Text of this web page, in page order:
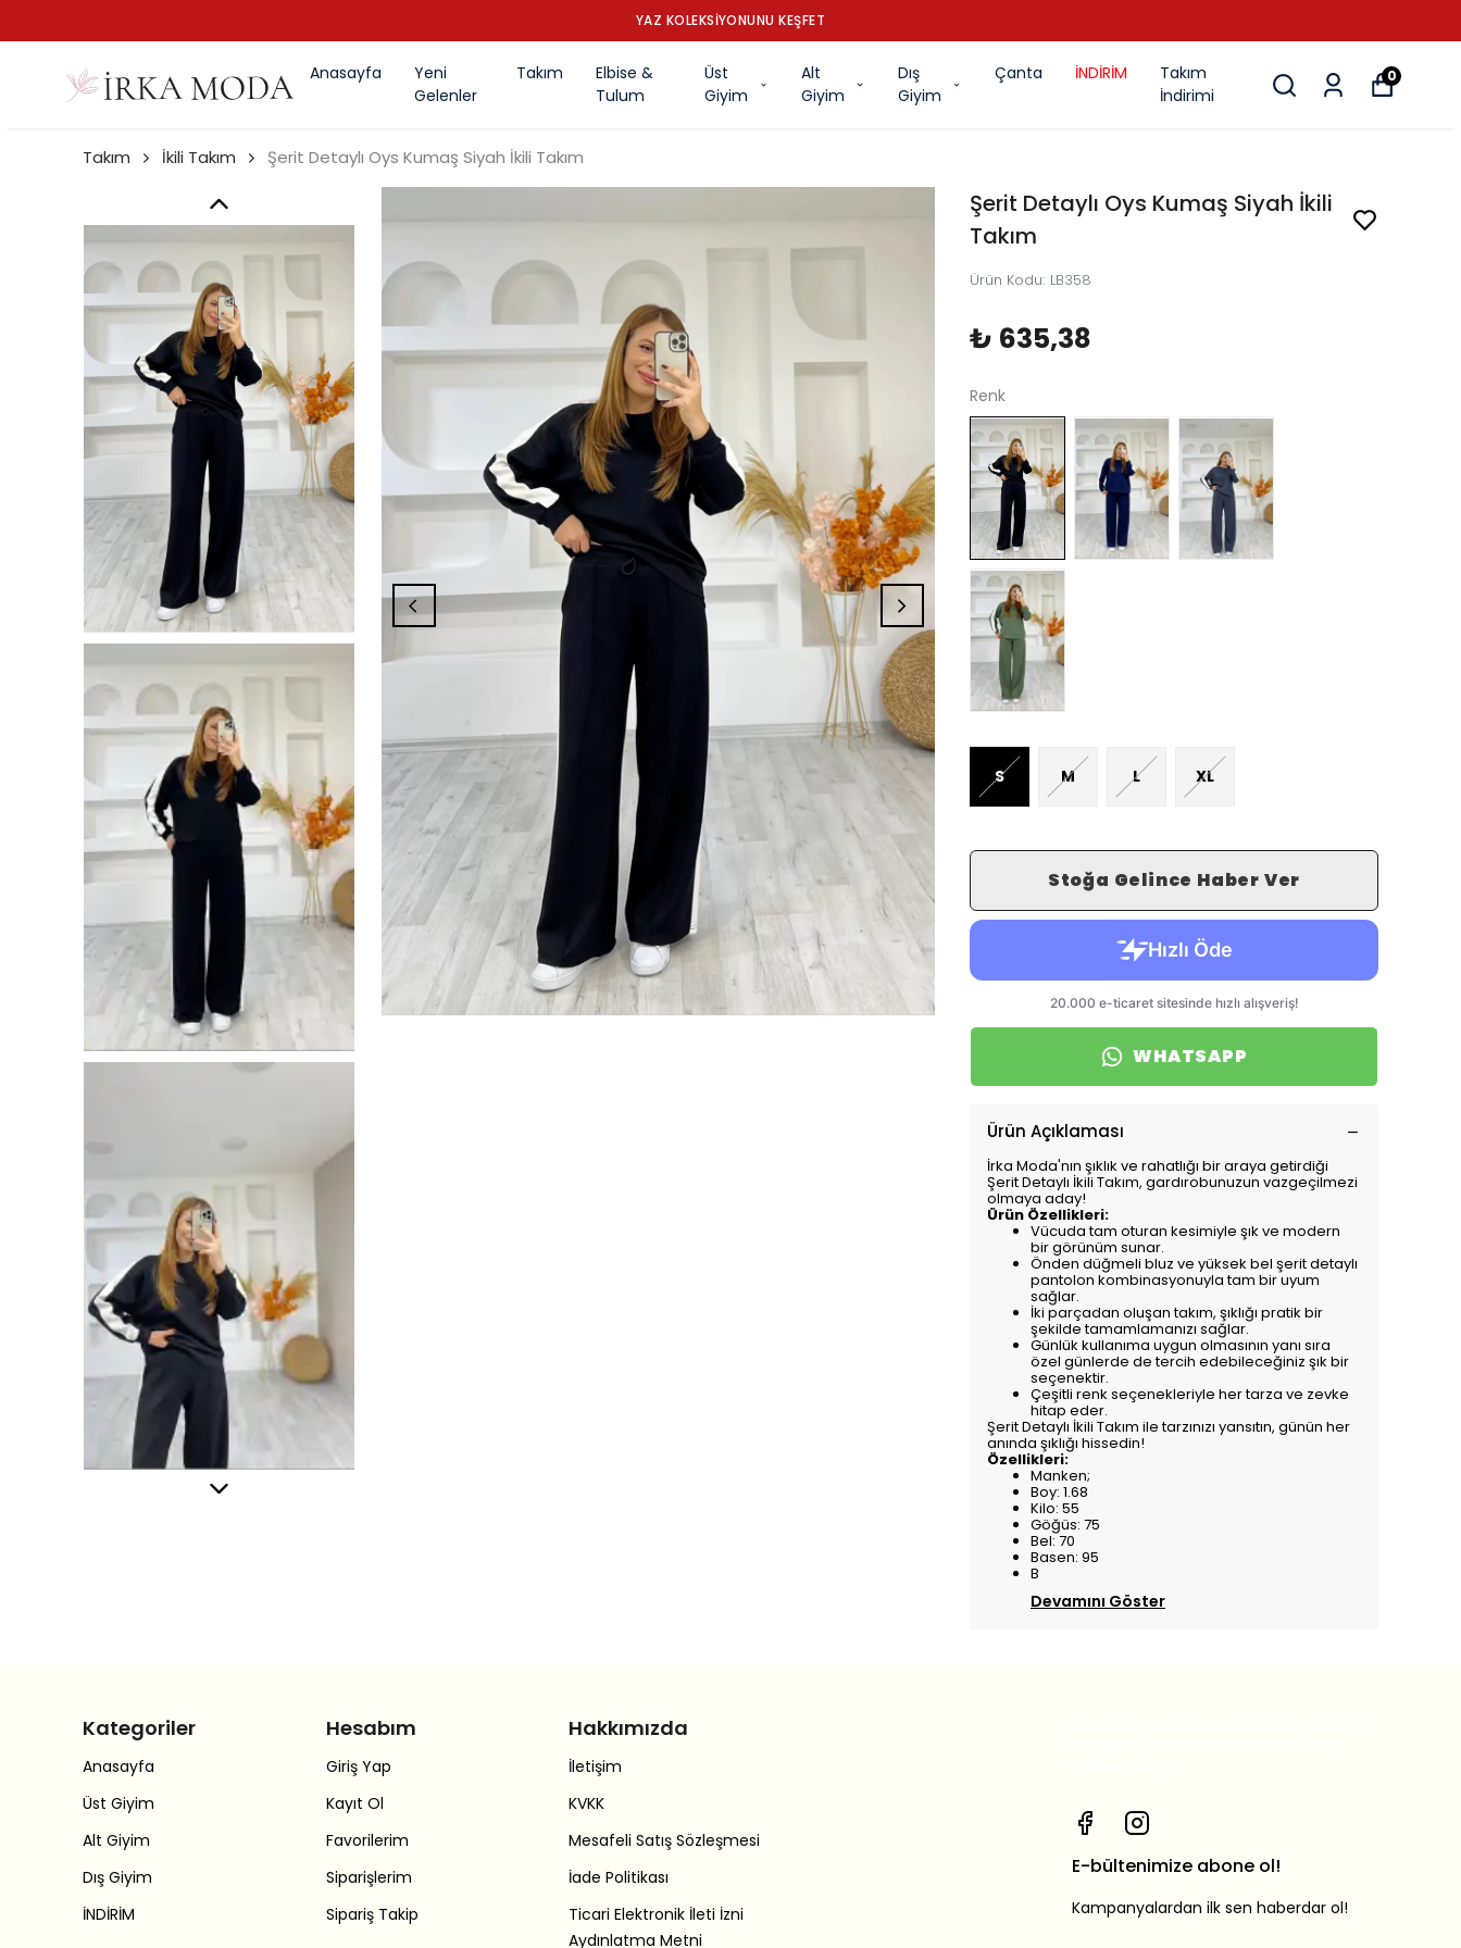
YAZ KOLEKSİYONUNU KEŞFET
Anasayfa
Yeni
Gelenler
Takım
Elbise &
Tulum
Üst
Giyim
Alt
Giyim
Dış
Giyim
Çanta İNDİRİM
Takım
İndirimi
0
Takım İkili Takım Şerit Detaylı Oys Kumaş Siyah İkili Takım
Şerit Detaylı Oys Kumaş Siyah İkili
Takım
Ürün Kodu: LB358
₺ 635,38
Renk
S M L XL
Stoğa Gelince Haber Ver
WHATSAPP
Ürün Açıklaması
İrka Moda'nın şıklık ve rahatlığı bir araya getirdiği
Şerit Detaylı İkili Takım, gardırobunuzun vazgeçilmezi
olmaya aday!
Ürün Özellikleri:
Vücuda tam oturan kesimiyle şık ve modern
bir görünüm sunar.
Önden düğmeli bluz ve yüksek bel şerit detaylı
pantolon kombinasyonuyla tam bir uyum
sağlar.
İki parçadan oluşan takım, şıklığı pratik bir
şekilde tamamlamanızı sağlar.
Günlük kullanıma uygun olmasının yanı sıra
özel günlerde de tercih edebileceğiniz şık bir
seçenektir.
Çeşitli renk seçenekleriyle her tarza ve zevke
hitap eder.
Şerit Detaylı İkili Takım ile tarzınızı yansıtın, günün her
anında şıklığı hissedin!
Özellikleri:
Manken;
Boy: 1.68
Kilo: 55
Göğüs: 75
Bel: 70
Basen: 95
B
Devamını Göster
Kategoriler
Anasayfa
Üst Giyim
Alt Giyim
Dış Giyim
İNDİRİM
Hesabım
Giriş Yap
Kayıt Ol
Favorilerim
Siparişlerim
Sipariş Takip
Hakkımızda
İletişim
KVKK
Mesafeli Satış Sözleşmesi
İade Politikası
Ticari Elektronik İleti İzni
Aydınlatma Metni
E-bültenimize abone ol!
Kampanyalardan ilk sen haberdar ol!